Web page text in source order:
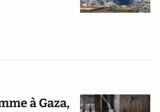
à Gaza,